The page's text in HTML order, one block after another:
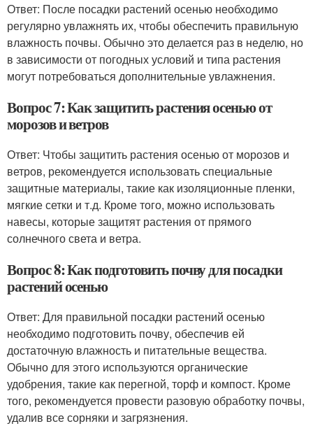
Ответ: После посадки растений осенью необходимо
регулярно увлажнять их, чтобы обеспечить правильную
влажность почвы. Обычно это делается раз в неделю, но
в зависимости от погодных условий и типа растения
могут потребоваться дополнительные увлажнения.
Вопрос 7: Как защитить растения осенью от
морозов и ветров
Ответ: Чтобы защитить растения осенью от морозов и
ветров, рекомендуется использовать специальные
защитные материалы, такие как изоляционные пленки,
мягкие сетки и т.д. Кроме того, можно использовать
навесы, которые защитят растения от прямого
солнечного света и ветра.
Вопрос 8: Как подготовить почву для посадки
растений осенью
Ответ: Для правильной посадки растений осенью
необходимо подготовить почву, обеспечив ей
достаточную влажность и питательные вещества.
Обычно для этого используются органические
удобрения, такие как перегной, торф и компост. Кроме
того, рекомендуется провести разовую обработку почвы,
удалив все сорняки и загрязнения.